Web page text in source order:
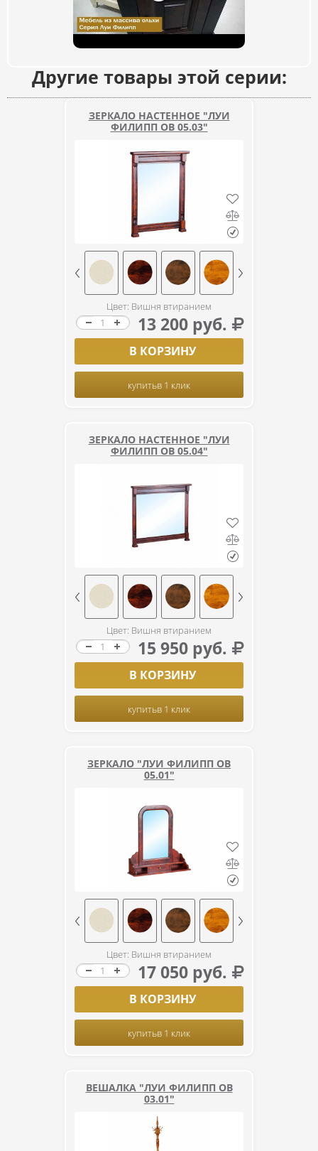
Другие товары этой серии:
ЗЕРКАЛО НАСТЕННОЕ "ЛУИ
ФИЛИПП ОВ 05.03"
Цвет: Вишня втиранием
13 200 руб.
В КОРЗИНУ
купитьв 1 клик
ЗЕРКАЛО НАСТЕННОЕ "ЛУИ
ФИЛИПП ОВ 05.04"
Цвет: Вишня втиранием
15 950 руб.
В КОРЗИНУ
купитьв 1 клик
ЗЕРКАЛО "ЛУИ ФИЛИПП ОВ
05.01"
Цвет: Вишня втиранием
17 050 руб.
В КОРЗИНУ
купитьв 1 клик
ВЕШАЛКА "ЛУИ ФИЛИПП ОВ
03.01"